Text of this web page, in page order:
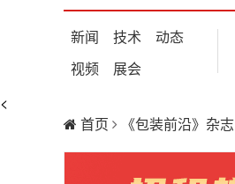
新闻 技术
动态
视频
展会
<
首页
《包装前沿》杂志